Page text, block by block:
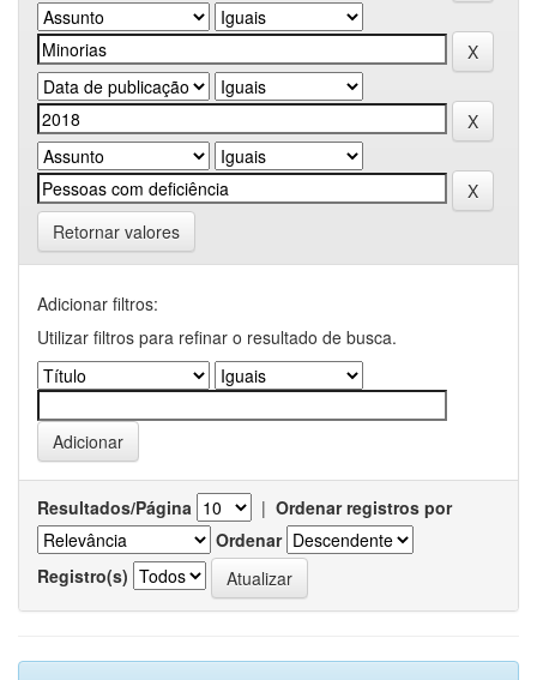
Retornar valores
Adicionar filtros:
Utilizar filtros para refinar o resultado de busca.
Resultados/Página | Ordenar registros por
Ordenar
Registro(s)